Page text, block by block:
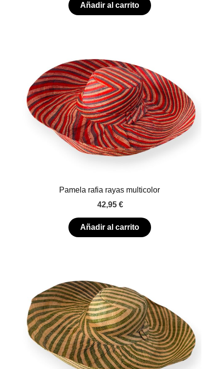
Añadir al carrito
Pamela rafia rayas multicolor
42,95 €
Añadir al carrito